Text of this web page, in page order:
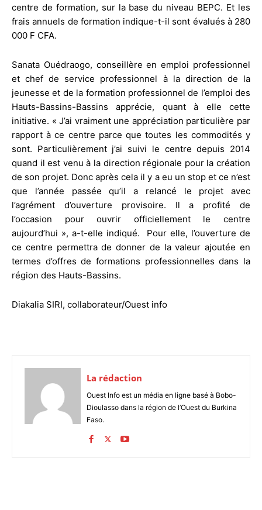
centre de formation, sur la base du niveau BEPC. Et les
frais annuels de formation indique-t-il sont évalués à 280
000 F CFA.
Sanata Ouédraogo, conseillère en emploi professionnel
et chef de service professionnel à la direction de la
jeunesse et de la formation professionnel de l’emploi des
Hauts-Bassins-Bassins apprécie, quant à elle cette
initiative. « J’ai vraiment une appréciation particulière par
rapport à ce centre parce que toutes les commodités y
sont. Particulièrement j’ai suivi le centre depuis 2014
quand il est venu à la direction régionale pour la création
de son projet. Donc après cela il y a eu un stop et ce n’est
que l’année passée qu’il a relancé le projet avec
l’agrément d’ouverture provisoire. Il a profité de
l’occasion pour ouvrir officiellement le centre
aujourd’hui », a-t-elle indiqué. Pour elle, l’ouverture de
ce centre permettra de donner de la valeur ajoutée en
termes d’offres de formations professionnelles dans la
région des Hauts-Bassins.
Diakalia SIRI, collaborateur/Ouest info
La rédaction
Ouest Info est un média en ligne basé à Bobo-
Dioulasso dans la région de l’Ouest du Burkina
Faso.